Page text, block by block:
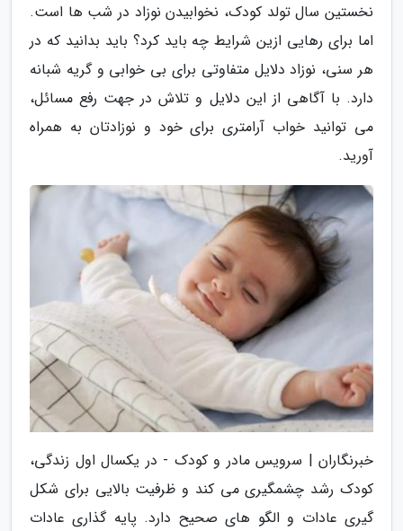
نخستین سال تولد کودک، نخوابیدن نوزاد در شب ها است.
اما برای رهایی ازین شرایط چه باید کرد؟ باید بدانید که در
هر سنی، نوزاد دلایل متفاوتی برای بی خوابی و گریه شبانه
دارد. با آگاهی از این دلایل و تلاش در جهت رفع مسائل،
می توانید خواب آرامتری برای خود و نوزادتان به همراه
آورید.
خبرنگاران | سرویس مادر و کودک - در یکسال اول زندگی،
کودک رشد چشمگیری می کند و ظرفیت بالایی برای شکل
گیری عادات و الگو های صحیح دارد. پایه گذاری عادات